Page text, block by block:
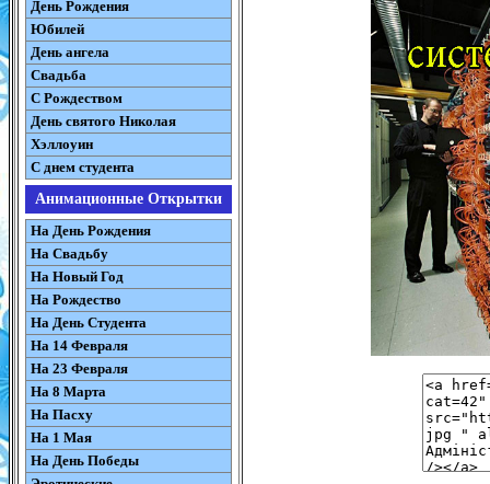
День Рождения
Юбилей
День ангела
Свадьба
С Рождеством
День святого Николая
Хэллоуин
С днем студента
Анимационные Открытки
На День Рождения
На Свадьбу
На Новый Год
На Рождество
На День Студента
На 14 Февраля
На 23 Февраля
На 8 Марта
На Пасху
На 1 Мая
На День Победы